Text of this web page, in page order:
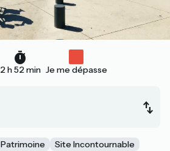
2 h 52 min Je me dépasse
Patrimoine Site Incontournable